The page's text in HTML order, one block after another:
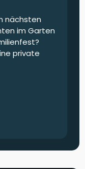
nächsten
im Garten
private